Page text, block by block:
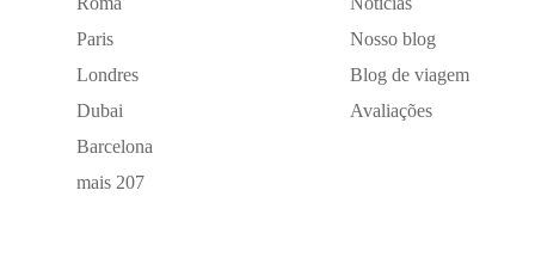
Paris
Londres
Dubai
Barcelona
mais 207
Nosso blog
Blog de viagem
Avaliações